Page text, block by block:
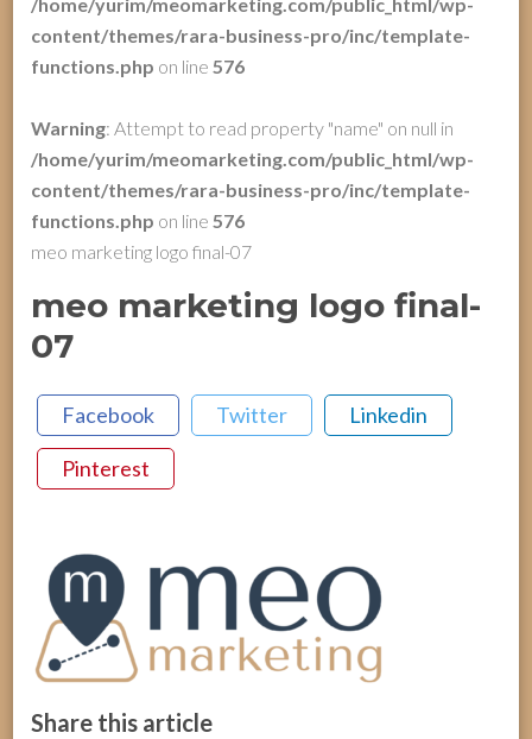
content/themes/rara-business-pro/inc/template-
functions.php on line576
Warning: Attempt to read property "name" on null in
/home/yurim/meomarketing.com/public_html/wp-
content/themes/rara-business-pro/inc/template-
functions.php on line576
meo marketing logo final-07
meo marketing logo final-
07
Facebook Twitter Linkedin
Pinterest
Share this article